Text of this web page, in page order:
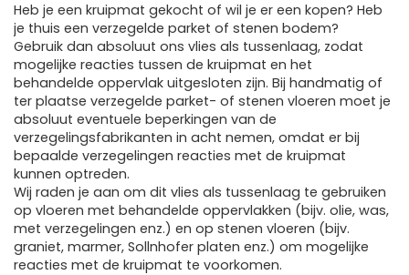
Heb je een kruipmat gekocht of wil je er een kopen? Heb
je thuis een verzegelde parket of stenen bodem?
Gebruik dan absoluut ons vlies als tussenlaag, zodat
mogelijke reacties tussen de kruipmat en het
behandelde oppervlak uitgesloten zijn. Bij handmatig of
ter plaatse verzegelde parket- of stenen vloeren moet je
absoluut eventuele beperkingen van de
verzegelingsfabrikanten in acht nemen, omdat er bij
bepaalde verzegelingen reacties met de kruipmat
kunnen optreden.
Wij raden je aan om dit vlies als tussenlaag te gebruiken
op vloeren met behandelde oppervlakken (bijv. olie, was,
met verzegelingen enz.) en op stenen vloeren (bijv.
graniet, marmer, Sollnhofer platen enz.) om mogelijke
reacties met de kruipmat te voorkomen.